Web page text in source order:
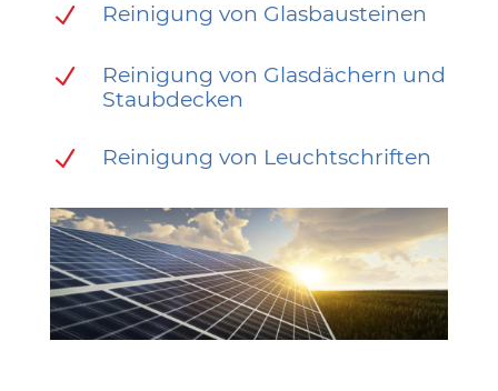
N Reinigung von Glasbausteinen
N
Reinigung von Glasdächern und
Staubdecken
N Reinigung von Leuchtschriften